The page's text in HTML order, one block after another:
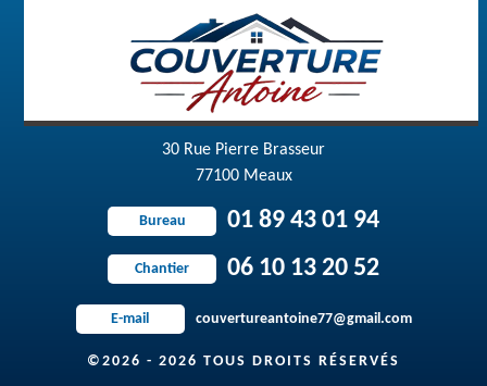
30 Rue Pierre Brasseur
77100 Meaux
Bureau 01 89 43 01 94
Chantier 06 10 13 20 52
E-mail couvertureantoine77@gmail.com
©2026 - 2026 TOUS DROITS RÉSERVÉS